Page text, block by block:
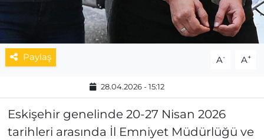
Paylaş A- A+
28.04.2026 - 15:12
Eskişehir genelinde 20-27 Nisan 2026
tarihleri arasında İl Emniyet Müdürlüğü ve